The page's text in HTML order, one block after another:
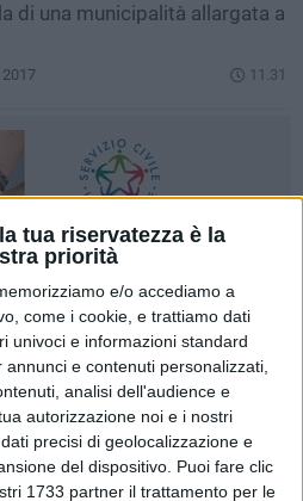
tua riservatezza è la
priorità
e/o accediamo a
come i cookie, e trattiamo dati
univoci e informazioni standard
e contenuti personalizzati,
analisi dell'audience e
autorizzazione noi e i nostri
precisi di geolocalizzazione e
del dispositivo. Puoi fare clic
1733 partner il trattamento per le
di una municipalità allargata a
2017
11.31